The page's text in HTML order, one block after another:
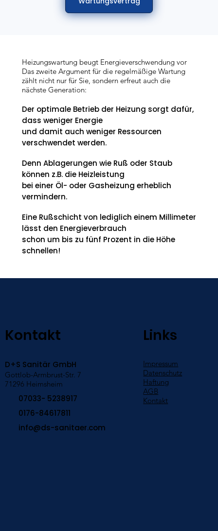
Heizungswartung beugt Energieverschwendung vor
Das zweite Argument für die regelmäßige Wartung
zählt nicht nur für Sie, sondern erfreut auch die
nächste Generation:
Der optimale Betrieb der Heizung sorgt dafür,
dass weniger Energie
und damit auch weniger Ressourcen
verschwendet werden.
Denn Ablagerungen wie Ruß oder Staub
können z.B. die Heizleistung
bei einer Öl- oder Gasheizung erheblich
vermindern.
Eine Rußschicht von lediglich einem Millimeter
lässt den Energieverbrauch
schon um bis zu fünf Prozent in die Höhe
schnellen!
Links
Impressum
Datenschutz
Haftung
AGB
Kontakt
D+S Sanitär GmbH
Gottlob-Armbrust-Str. 7
71296 Heimsheim
07033- 5238917
0176-84617811
info@ds-sanitaer.com
Kontakt